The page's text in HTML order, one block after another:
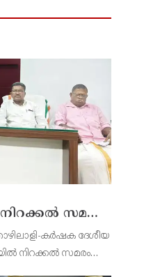
സമരം
കർഷക ദേശീയ
നിറക്കൽ സമരം